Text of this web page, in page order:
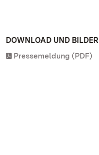
DOWNLOAD UND BILDER
Pressemeldung (PDF)